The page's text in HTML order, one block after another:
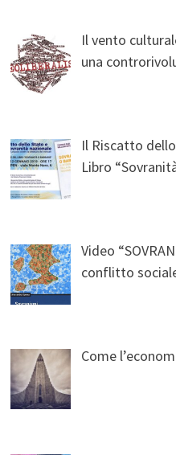
Il vento
una
Il Riscatto
Libro
Video
conflitto
Come